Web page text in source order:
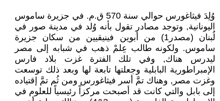
وُلِدَ فيثاغورس حوالي سنة 570 ق.م. في جزيرة ساموس
اليونانية, وتوجد مصادر تقول بأنه وُلد في مدينة صور في
لُبنان (مصدر1) من أبوين فينيقيين من سكان جزيرة
ساموس. ولكونه طالب عِلمْ ذهب في شبابه إلى مصر
ليدرس هناك, وفي تلك الفترة غزت بلاد فارس
الإمبراطورية البابلية وجعلتها تابعة لها وبعد ذلك توسعت
وغزت مصر, وهناك تمَّ أسر فيثاغورس ومن ثُم تمَّ إقتياده
إلى بابل والتي كانت قد أصبحت مركزاً رئيسياً للعلوم في